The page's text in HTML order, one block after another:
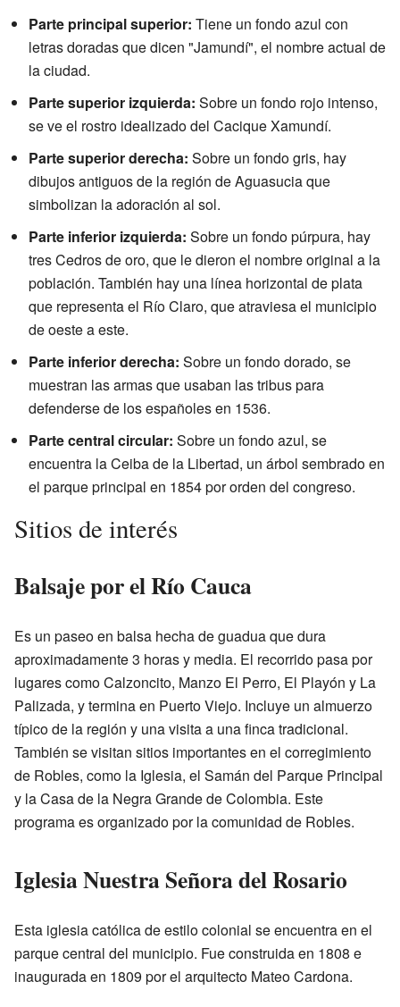
Parte principal superior: Tiene un fondo azul con
letras doradas que dicen "Jamundí", el nombre actual de
la ciudad.
Parte superior izquierda: Sobre un fondo rojo intenso,
se ve el rostro idealizado del Cacique Xamundí.
Parte superior derecha: Sobre un fondo gris, hay
dibujos antiguos de la región de Aguasucia que
simbolizan la adoración al sol.
Parte inferior izquierda: Sobre un fondo púrpura, hay
tres Cedros de oro, que le dieron el nombre original a la
población. También hay una línea horizontal de plata
que representa el Río Claro, que atraviesa el municipio
de oeste a este.
Parte inferior derecha: Sobre un fondo dorado, se
muestran las armas que usaban las tribus para
defenderse de los españoles en 1536.
Parte central circular: Sobre un fondo azul, se
encuentra la Ceiba de la Libertad, un árbol sembrado en
el parque principal en 1854 por orden del congreso.
Sitios de interés
Balsaje por el Río Cauca
Es un paseo en balsa hecha de guadua que dura
aproximadamente 3 horas y media. El recorrido pasa por
lugares como Calzoncito, Manzo El Perro, El Playón y La
Palizada, y termina en Puerto Viejo. Incluye un almuerzo
típico de la región y una visita a una finca tradicional.
También se visitan sitios importantes en el corregimiento
de Robles, como la Iglesia, el Samán del Parque Principal
y la Casa de la Negra Grande de Colombia. Este
programa es organizado por la comunidad de Robles.
Iglesia Nuestra Señora del Rosario
Esta iglesia católica de estilo colonial se encuentra en el
parque central del municipio. Fue construida en 1808 e
inaugurada en 1809 por el arquitecto Mateo Cardona.